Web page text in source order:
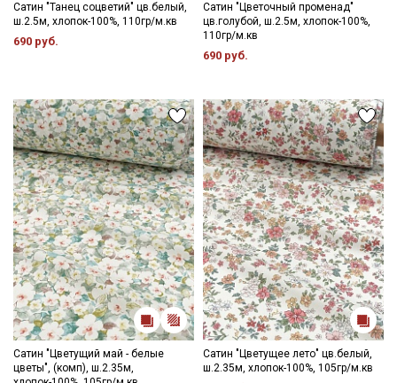
Сатин "Танец соцветий" цв.белый,
ш.2.5м, хлопок-100%, 110гр/м.кв
690 руб.
Сатин "Цветочный променад"
цв.голубой, ш.2.5м, хлопок-100%,
110гр/м.кв
690 руб.
Сатин "Цветущий май - белые
цветы", (комп), ш.2.35м,
Сатин "Цветущее лето" цв.белый,
ш.2.35м, хлопок-100%, 105гр/м.кв